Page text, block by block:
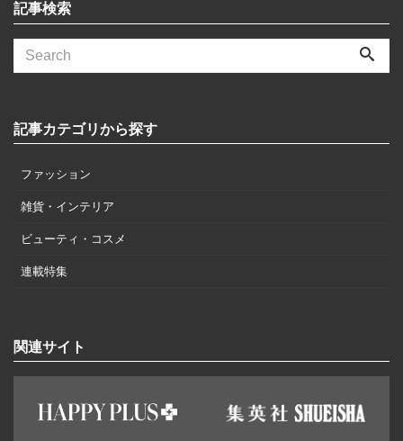
記事検索
記事カテゴリから探す
ファッション
雑貨・インテリア
ビューティ・コスメ
連載特集
関連サイト